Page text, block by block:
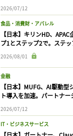
2026/07/12
食品・消費財・アパレル
【日本】キリンHD、
プ1とステップ2で。ステ
2026/08/01
金融
【日本】MUFG、AI駆動
ト導入を加速。パートナー
2026/07/12
IT・ビジネスサービス